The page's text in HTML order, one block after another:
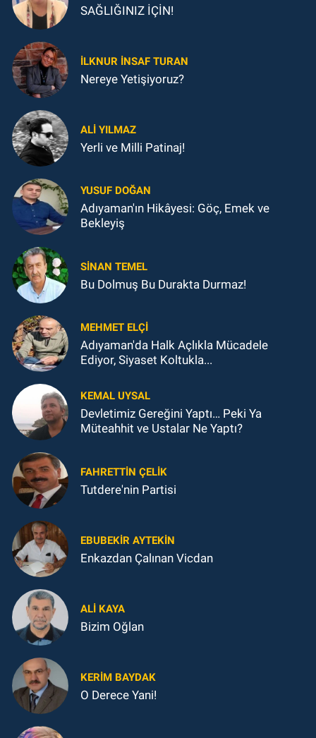
SAĞLIĞINIZ İÇİN!
İLKNUR İNSAF TURAN
Nereye Yetişiyoruz?
ALI YILMAZ
Yerli ve Milli Patinaj!
YUSUF DOĞAN
Adıyaman'ın Hikâyesi: Göç, Emek ve
Bekleyiş
SINAN TEMEL
Bu Dolmuş Bu Durakta Durmaz!
MEHMET ELÇI
Adıyaman'da Halk Açlıkla Mücadele
Ediyor, Siyaset Koltukla...
KEMAL UYSAL
Devletimiz Gereğini Yaptı… Peki Ya
Müteahhit ve Ustalar Ne Yaptı?
FAHRETTIN ÇELİK
Tutdere'nin Partisi
EBUBEKIR AYTEKIN
Enkazdan Çalınan Vicdan
ALI KAYA
Bizim Oğlan
KERIM BAYDAK
O Derece Yani!